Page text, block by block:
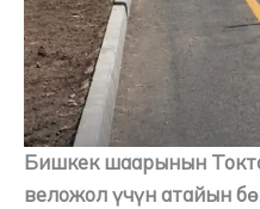
Бишкек шаарынын
веложол үчүн атайын